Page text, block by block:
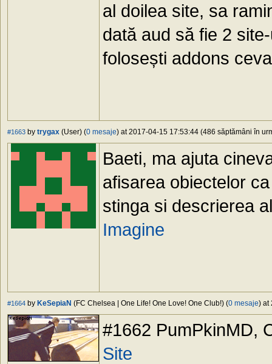
al doilea site, sa
dată aud să fie 2
folosești addons
#1663 by trygax (User) (0 mesaje) at 2017-04-15 17:53:44 (486 săptămâni în
Baeti, ma ajuta
afisarea obiectelor
stinga si descrierea
Imagine
#1664 by KeSepiaN (FC Chelsea | One Life! One Love! One Club!) (0 mesaje) at
#1662 PumPkinMD,
Site